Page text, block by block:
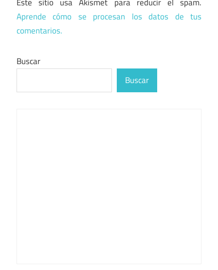
Aprende cómo se procesan los datos de tus
comentarios.
Buscar
Buscar